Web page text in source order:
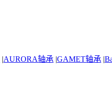
|AURORA轴承 |GAMET轴承 |